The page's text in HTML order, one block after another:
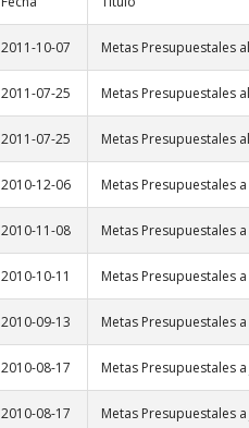
2011-10-07 Metas Presupuestales
2011-07-25 Metas Presupuestales
2011-07-25 Metas Presupuestales
2010-12-06 Metas Presupuestales
2010-11-08 Metas Presupuestales
2010-10-11 Metas Presupuestales
2010-09-13 Metas Presupuestales
2010-08-17 Metas Presupuestales
2010-08-17 Metas Presupuestales